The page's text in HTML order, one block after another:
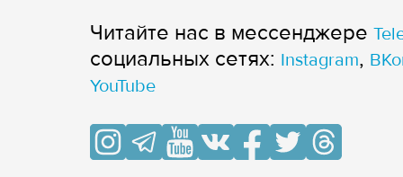
Читайте нас в мессенджере
cоциальных сетях: Instagram,
YouTube